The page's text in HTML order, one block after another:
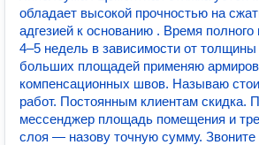
обладает высокой прочностью на
адгезией к основанию . Время
4–5 недель в зависимости от
больших площадей применяю
компенсационных швов. Называю
работ. Постоянным клиентам скидка.
мессенджер площадь помещения и
слоя — назову точную сумму.